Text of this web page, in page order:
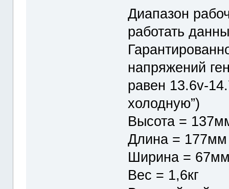
Диапазон
работать
напряжений
равен 13.6v-
холодную”)
Высота =
Длина = 177мм
Ширина =
Вес = 1,6кг